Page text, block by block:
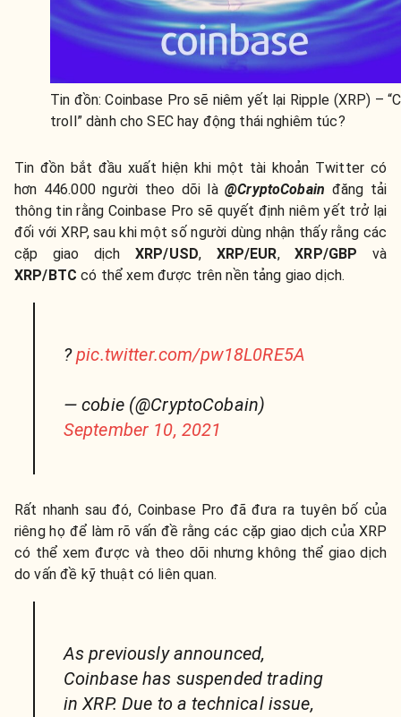
Tin đồn: Coinbase Pro sẽ niêm yết lại Ripple (XRP) –
troll” dành cho SEC hay động thái nghiêm túc?
Tin đồn bắt đầu xuất hiện khi một tài khoản Twitter có
hơn 446.000 người theo dõi là@CryptoCobain đăng tải
thông tin rằng Coinbase Pro sẽ quyết định niêm yết trở lại
đối với XRP, sau khi một số người dùng nhận thấy rằng các
cặp giao dịch XRP/USD, XRP/EUR,XRP/GBP và
XRP/BTC có thể xem được trên nền tảng giao dịch.
?pic.twitter.com/pw18L0RE5A
— cobie (@CryptoCobain)
September 10, 2021
Rất nhanh sau đó, Coinbase Pro đã đưa ra tuyên bố của
riêng họ để làm rõ vấn đề rằng các cặp giao dịch của XRP
có thể xem được và theo dõi nhưng không thể giao dịch
do vấn đề kỹ thuật có liên quan.
As previously announced,
Coinbase has suspended trading
in XRP. Due to a technical issue,